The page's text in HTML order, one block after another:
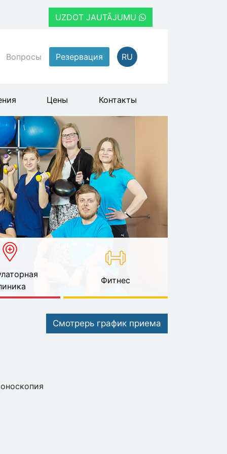
UZDOT JAUTĀJUMU
Вопросы Резервация RU
Цены Контакты
Фитнес
Смотрерь график приема